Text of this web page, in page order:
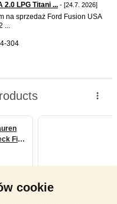
cookie
2.0 LPG Titani ... - [24.7. 2026]
na sprzedaż Ford Fusion USA
...
304